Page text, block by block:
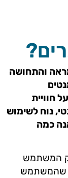
והתחושה
חוויית
נוח לשימוש
כמה
המשתמש
שהמשתמש